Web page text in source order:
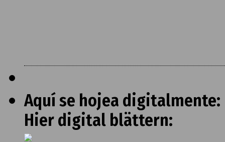
Aquí se hojea digitalmente:
Hier digital blättern: